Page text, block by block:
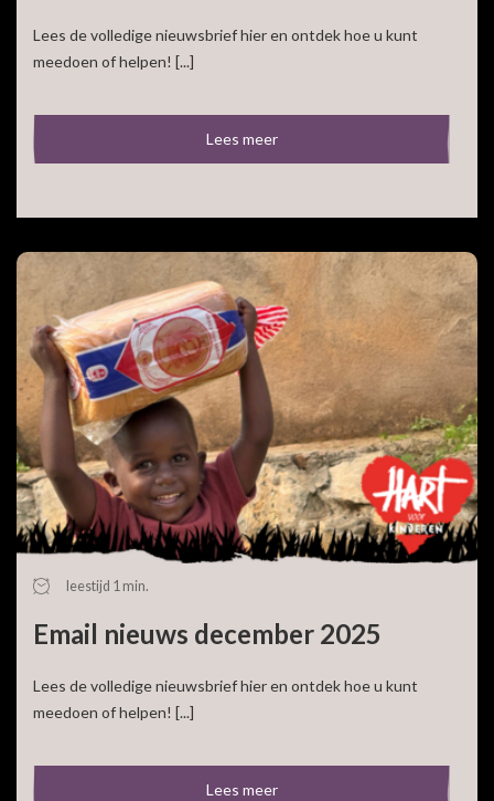
Lees de volledige nieuwsbrief hier en ontdek hoe u kunt
meedoen of helpen! [...]
Lees meer
leestijd 1 min.
Email nieuws december 2025
Lees de volledige nieuwsbrief hier en ontdek hoe u kunt
meedoen of helpen! [...]
Lees meer